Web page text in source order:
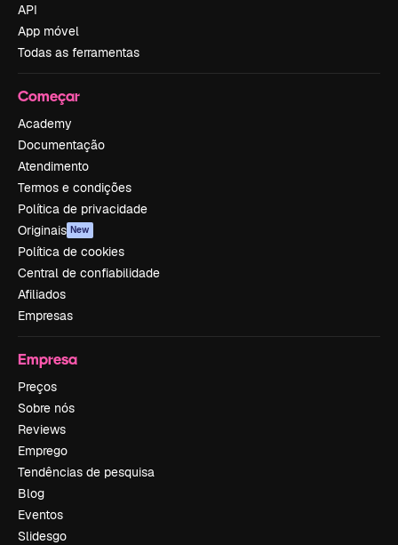
API
App móvel
Todas as ferramentas
Começar
Academy
Documentação
Atendimento
Termos e condições
Política de privacidade
Originais New
Política de cookies
Central de confiabilidade
Afiliados
Empresas
Empresa
Preços
Sobre nós
Reviews
Emprego
Tendências de pesquisa
Blog
Eventos
Slidesgo